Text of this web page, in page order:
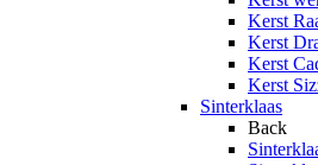
Kerst
Kerst
Kerst
Kerst
Sinterklaas
Back